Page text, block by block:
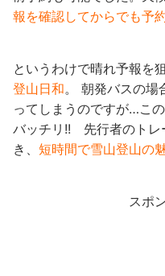
報を確認してからでも予
というわけで晴れ予報を
登山日和。 朝発バスの場
ってしまうのですが…こ
バッチリ!! 先行者のトレ
き、 短時間で雪山登山の
スポ